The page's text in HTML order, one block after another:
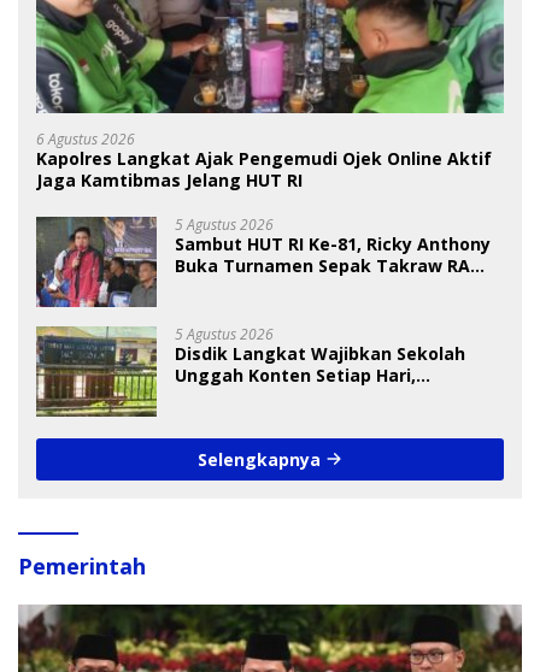
6 Agustus 2026
Kapolres Langkat Ajak Pengemudi Ojek Online Aktif
Jaga Kamtibmas Jelang HUT RI
5 Agustus 2026
Sambut HUT RI Ke-81, Ricky Anthony
Buka Turnamen Sepak Takraw RA
5 Agustus 2026
Disdik Langkat Wajibkan Sekolah
Unggah Konten Setiap Hari,
Selengkapnya
Pemerintah